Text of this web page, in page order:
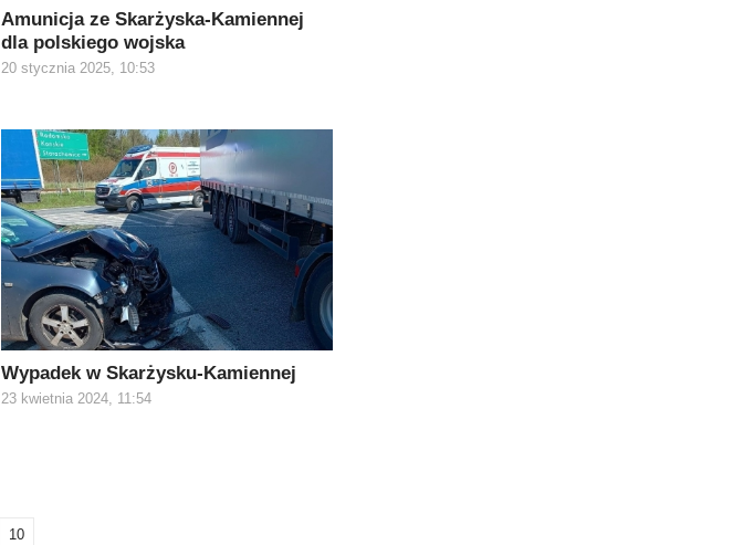
Amunicja ze Skarżyska-Kamiennej
dla polskiego wojska
20 stycznia 2025, 10:53
Wypadek w Skarżysku-Kamiennej
23 kwietnia 2024, 11:54
10